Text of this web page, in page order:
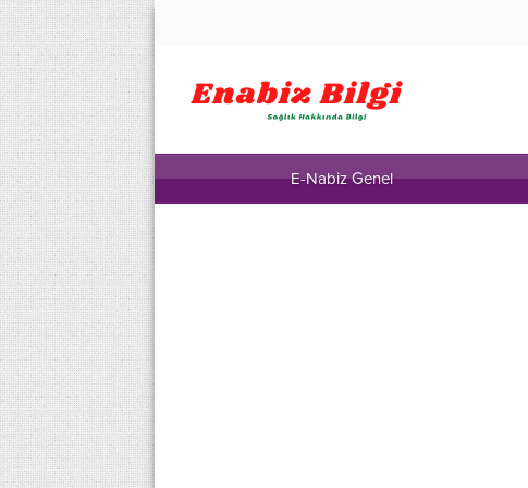
E-Nabiz Genel